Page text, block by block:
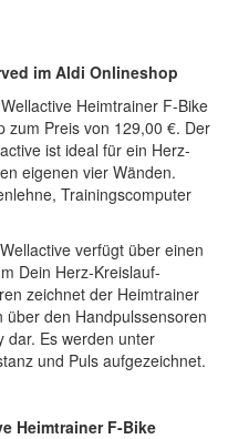
im Aldi Onlineshop
Heimtrainer F-Bike
zum Preis von 129,00 €. Der
ist ideal für ein Herz-
eigenen vier Wänden.
Trainingscomputer
verfügt über einen
Dein Herz-Kreislauf-
zeichnet der Heimtrainer
den Handpulssensoren
dar. Es werden unter
und Puls aufgezeichnet.
Heimtrainer F-Bike